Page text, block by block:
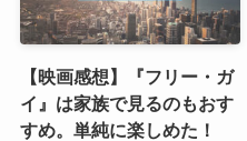
【映画感想】『フリー・ガ
イ』は家族で見るのもおす
すめ。単純に楽しめた！